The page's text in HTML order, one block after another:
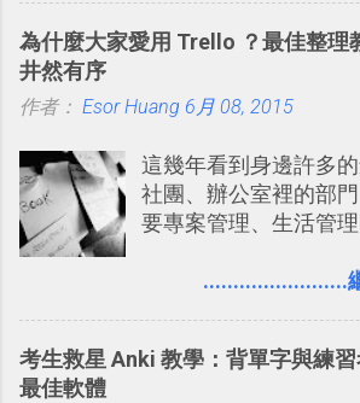
時帶來好心情，二方面
享合作，讓彼此都能在
片？而且最好能不花時
（或是沒有好的印表機
提供了印照片的服務
可以立即拿到，操作
之前我在電腦玩物分
方便教學 」。這篇文
為什麼大家愛用 Trello ？最佳整理
井然有序
作者： Esor Huang 6月 08, 2015
這幾年看到身邊許多
社團、辦公室裡的部
要專案管理、生活管
一個什麼樣的管理工
念」的管理教學文章：
........................
考生救星 Anki 教學：背單字與練
最佳軟體